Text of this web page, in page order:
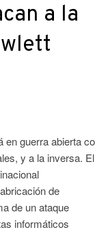
a la
en guerra abierta
y a la inversa. El
de
de un ataque
informáticos